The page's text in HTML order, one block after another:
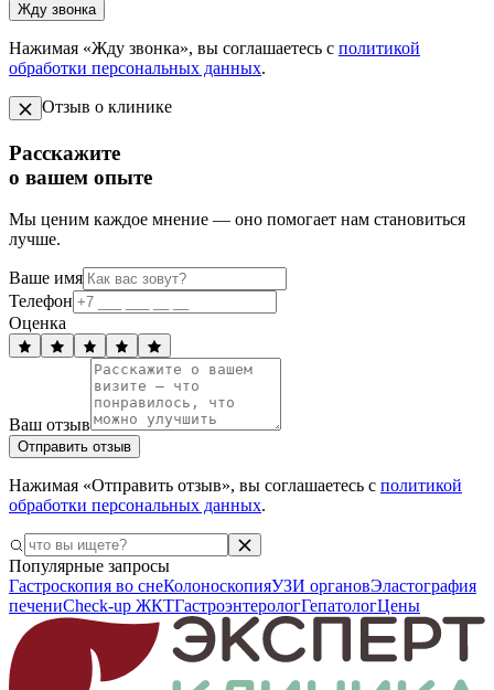
Жду звонка
Нажимая «Жду звонка», вы соглашаетесь с политикой
обработки персональных данных.
Отзыв о клинике
Расскажите
о вашем опыте
Мы ценим каждое мнение — оно помогает нам становиться
лучше.
Ваше имя
Телефон
Оценка
Ваш отзыв
Отправить отзыв
Нажимая «Отправить отзыв», вы соглашаетесь с политикой
обработки персональных данных.
Популярные запросы
Гастроскопия во снеКолоноскопияУЗИ органовЭластография
печениCheck-up ЖКТГастроэнтерологГепатологЦены